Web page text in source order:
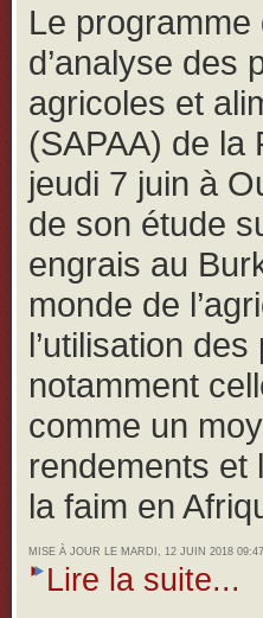
Le programme
d’analyse des
agricoles et
(SAPAA) de la
jeudi 7 juin à
de son étude
engrais au
monde de
l’utilisation
notamment
comme un
rendements et
la faim en
MISE À JOUR LE MARDI, 12 JUIN 2018 09:47
Lire la suite...